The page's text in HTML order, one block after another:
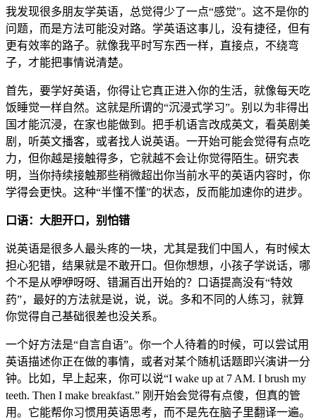
我发现很多朋友学英语，总觉得少了一点“感觉”。这不是你的
问题，而是方法可能没对路。学英语这事儿，没有捷径，但有
更有效率的路子。就像我平时写东西一样，直接点，不绕弯
子，才能把事情说清楚。
首先，要学好英语，你得让它真正进入你的生活，就像每天吃
饭睡觉一样自然。这就是所谓的“沉浸式学习”。别以为非得出
国才能沉浸，在家也能做到。把手机语言改成英文，看英剧美
剧，听英文播客，或者找人说英语。一开始可能会觉得有点吃
力，但你越是接触得多，它就越不会让你觉得陌生。研究表
明，当你持续接触那些稍微超出你当前水平的英语内容时，你
学得会更快。这种“半懂不懂”的状态，反而能加速你的进步。
口语：大胆开口，别怕错
说英语是很多人最头疼的一块，尤其是我们中国人，有时候太
担心犯错，结果就是不敢开口。但你想想，小孩子学说话，哪
个不是从咿咿呀呀、错漏百出开始的？口语提高没有“特效
药”，最好的方法就是说，说，说。多和不同的人练习，就算
你觉得自己基础很差也没关系。
一个好方法是“自言自语”。你一个人待着的时候，可以尝试用
英语描述你正在做的事情，或者对某个随机话题即兴演讲一分
钟。比如，早上起来，你可以说“I wake up at 7 AM. I brush my
teeth. Then I make breakfast.” 刚开始会觉得有点傻，但真的管
用。它能帮你习惯用英语思考，而不是先在脑子里翻译一遍。